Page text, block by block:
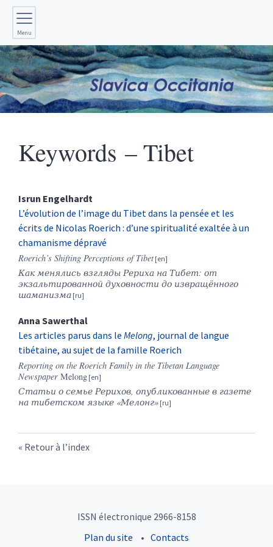
Menu
Keywords – Tibet
Isrun Engelhardt
L’évolution de l’image du Tibet dans la pensée et les
écrits de Nicolas Roerich : d’une spiritualité exaltée à un
chamanisme dépravé
Roerich’s Shifting Perceptions of Tibet
Как менялись взгляды Рериха на Тибет: от
экзальтированной духовности до извращённого
шаманизма
Anna Sawerthal
Les articles parus dans le Melong, journal de langue
tibétaine, au sujet de la famille Roerich
Reporting on the Roerich Family in the Tibetan Language
Newspaper Melong
Статьи о семье Рерихов, опубликованные в газете
на тибетском языке «Мелонг»
Retour à l’index
ISSN électronique 2966-8158
Plan du site
Contacts